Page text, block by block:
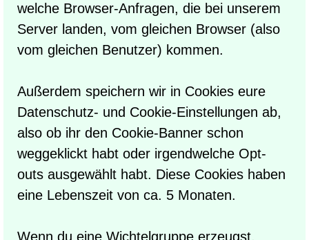
welche Browser-Anfragen, die bei unserem
Server landen, vom gleichen Browser (also
vom gleichen Benutzer) kommen.
Außerdem speichern wir in Cookies eure
Datenschutz- und Cookie-Einstellungen ab,
also ob ihr den Cookie-Banner schon
weggeklickt habt oder irgendwelche Opt-
outs ausgewählt habt. Diese Cookies haben
eine Lebenszeit von ca. 5 Monaten.
Wenn du eine Wichtelgruppe erzeugst,